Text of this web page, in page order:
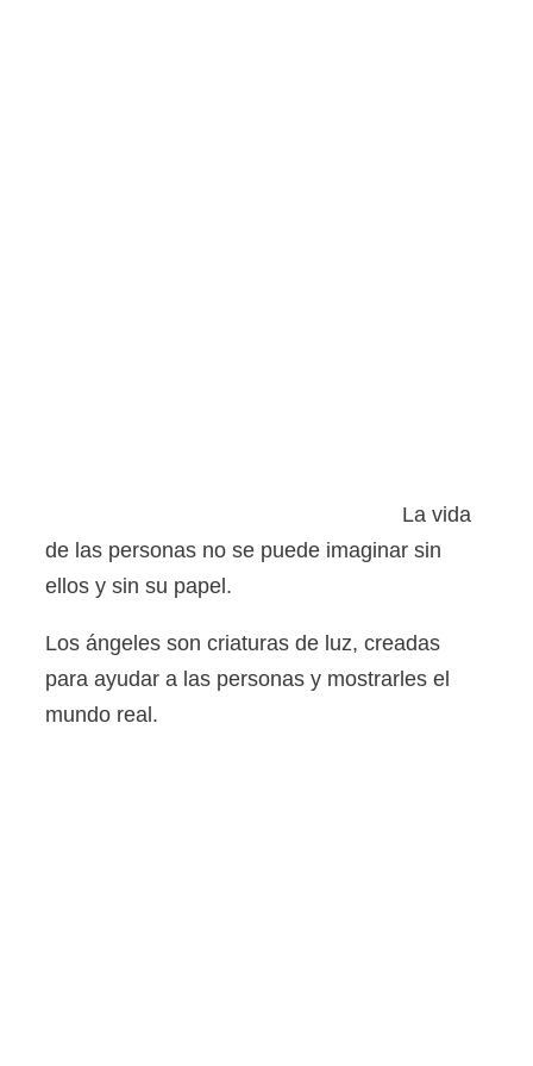
La vida
de las personas no se puede imaginar sin
ellos y sin su papel.
Los ángeles son criaturas de luz, creadas
para ayudar a las personas y mostrarles el
mundo real.